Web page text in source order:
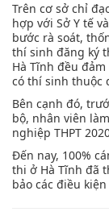
Trên cơ sở chỉ
hợp với Sở Y tế
bước rà soát,
thí sinh đăng ký
Hà Tĩnh đều
có thí sinh thuộc
Bên cạnh đó,
bộ, nhân viên
nghiệp THPT
Đến nay, 100%
thi ở Hà Tĩnh đã
bảo các điều